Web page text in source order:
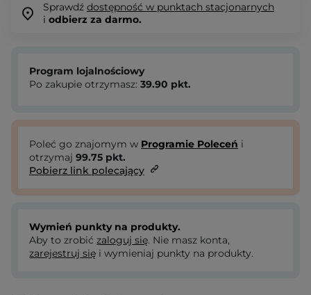
Sprawdź dostępność w punktach stacjonarnych
i odbierz za darmo.
Program lojalnościowy
Po zakupie otrzymasz: 39.90 pkt.
Poleć go znajomym w Programie Poleceń i
otrzymaj 99.75 pkt.
Pobierz link polecający
Wymień punkty na produkty.
Aby to zrobić zaloguj się. Nie masz konta,
zarejestruj się i wymieniaj punkty na produkty.